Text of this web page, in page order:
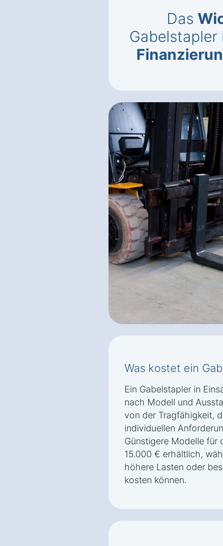
Das
Gabelstapler
Was kostet ein
Ein Gabelstapler in
nach Modell und
von der Tragfähigkeit,
individuellen
Günstigere Modelle für
15.000 € erhältlich,
höhere Lasten oder
kosten können.